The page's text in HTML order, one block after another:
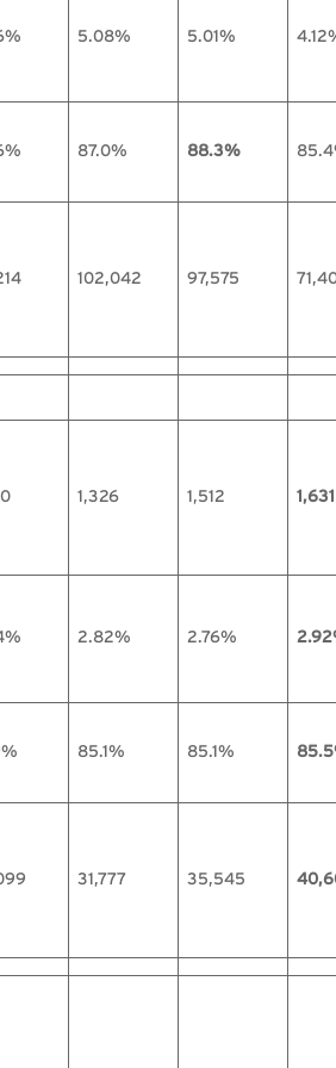
5.08% 5.01%
87.0% 88.3%
102,042 97,575
1,326 1,512 1,631
2.82% 2.76%
85.1% 85.1%
31,777 35,545